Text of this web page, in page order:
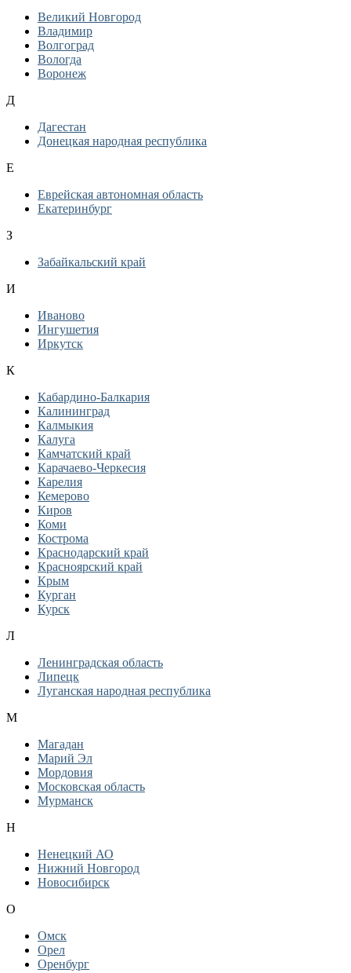
Великий Новгород
Владимир
Волгоград
Вологда
Воронеж
Д
Дагестан
Донецкая народная республика
Е
Еврейская автономная область
Екатеринбург
З
Забайкальский край
И
Иваново
Ингушетия
Иркутск
К
Кабардино-Балкария
Калининград
Калмыкия
Калуга
Камчатский край
Карачаево-Черкесия
Карелия
Кемерово
Киров
Коми
Кострома
Краснодарский край
Красноярский край
Крым
Курган
Курск
Л
Ленинградская область
Липецк
Луганская народная республика
М
Магадан
Марий Эл
Мордовия
Московская область
Мурманск
Н
Ненецкий АО
Нижний Новгород
Новосибирск
О
Омск
Орел
Оренбург